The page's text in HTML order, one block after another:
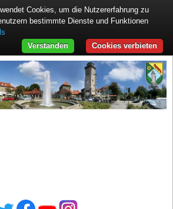
Cookies, um die Nutzererfahrung zu
bestimmte Dienste und Funktionen
Cookies verbieten
Verstanden